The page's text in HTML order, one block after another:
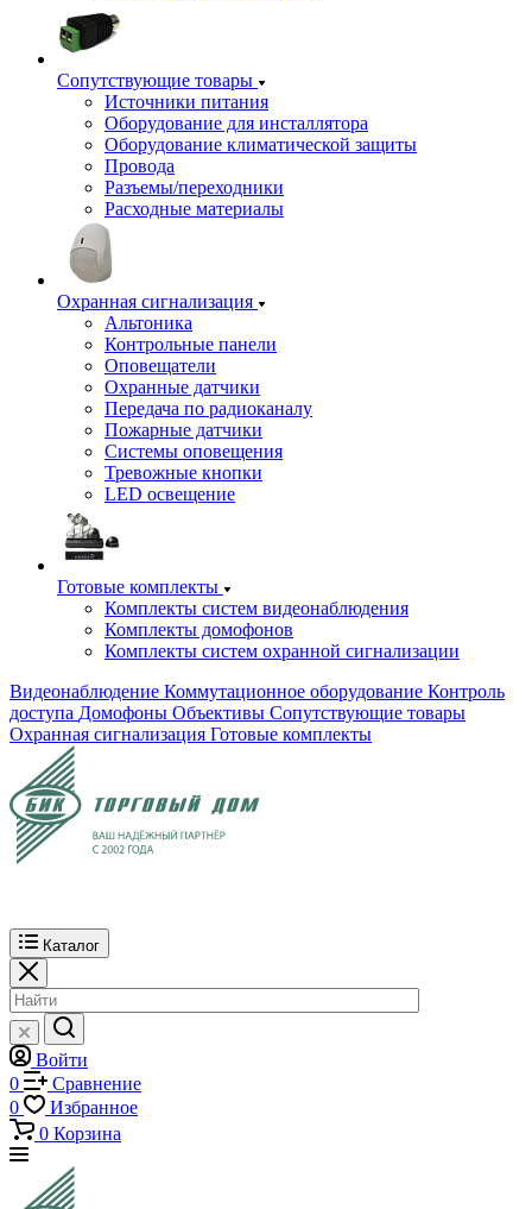
Сопутствующие товары
Источники питания
Оборудование для инсталлятора
Оборудование климатической защиты
Провода
Разъемы/переходники
Расходные материалы
Охранная сигнализация
Альтоника
Контрольные панели
Оповещатели
Охранные датчики
Передача по радиоканалу
Пожарные датчики
Системы оповещения
Тревожные кнопки
LED освещение
Готовые комплекты
Комплекты систем видеонаблюдения
Комплекты домофонов
Комплекты систем охранной сигнализации
Видеонаблюдение Коммутационное оборудование Контроль
доступа Домофоны Объективы Сопутствующие товары
Охранная сигнализация Готовые комплекты
Каталог
Войти
0
Сравнение
0
Избранное
0 Корзина